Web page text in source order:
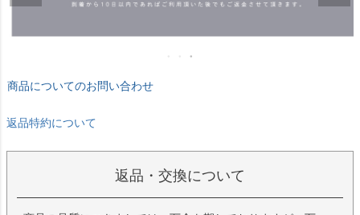
商品についてのお問い合わせ
商品の品質につきましては、万全を期しておりますが、万一